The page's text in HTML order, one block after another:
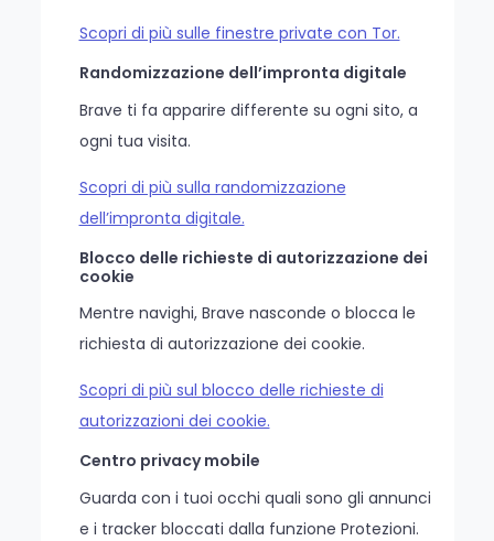
Scopri di più sulle finestre private con Tor.
Randomizzazione dell’impronta digitale
Brave ti fa apparire differente su ogni sito, a
ogni tua visita.
Scopri di più sulla randomizzazione
dell’impronta digitale.
Blocco delle richieste di autorizzazione dei
cookie
Mentre navighi, Brave nasconde o blocca le
richiesta di autorizzazione dei cookie.
Scopri di più sul blocco delle richieste di
autorizzazioni dei cookie.
Centro privacy mobile
Guarda con i tuoi occhi quali sono gli annunci
e i tracker bloccati dalla funzione Protezioni.